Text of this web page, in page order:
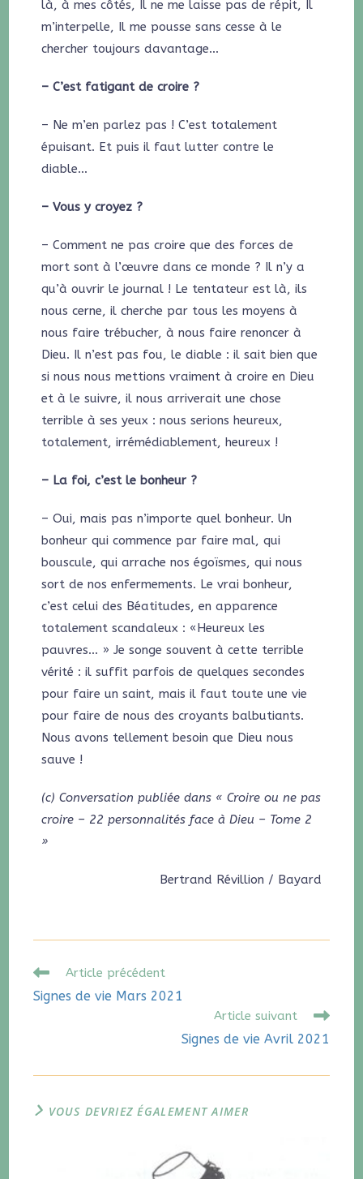
là, à mes côtés, Il ne me laisse pas de répit, Il
m’interpelle, Il me pousse sans cesse à le
chercher toujours davantage…
– C’est fatigant de croire ?
– Ne m’en parlez pas ! C’est totalement
épuisant. Et puis il faut lutter contre le
diable…
– Vous y croyez ?
– Comment ne pas croire que des forces de
mort sont à l’œuvre dans ce monde ? Il n’y a
qu’à ouvrir le journal ! Le tentateur est là, ils
nous cerne, il cherche par tous les moyens à
nous faire trébucher, à nous faire renoncer à
Dieu. Il n’est pas fou, le diable : il sait bien que
si nous nous mettions vraiment à croire en Dieu
et à le suivre, il nous arriverait une chose
terrible à ses yeux : nous serions heureux,
totalement, irrémédiablement, heureux !
– La foi, c’est le bonheur ?
– Oui, mais pas n’importe quel bonheur. Un
bonheur qui commence par faire mal, qui
bouscule, qui arrache nos égoïsmes, qui nous
sort de nos enfermements. Le vrai bonheur,
c’est celui des Béatitudes, en apparence
totalement scandaleux : «Heureux les
pauvres… » Je songe souvent à cette terrible
vérité : il suffit parfois de quelques secondes
pour faire un saint, mais il faut toute une vie
pour faire de nous des croyants balbutiants.
Nous avons tellement besoin que Dieu nous
sauve !
(c) Conversation publiée dans « Croire ou ne pas
croire – 22 personnalités face à Dieu – Tome 2
»
Bertrand Révillion / Bayard
Article précédent
Signes de vie Mars 2021
Article suivant
Signes de vie Avril 2021
VOUS DEVRIEZ ÉGALEMENT AIMER